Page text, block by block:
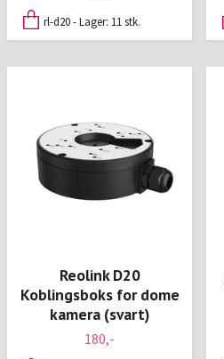
rl-d20 - Lager: 11 stk.
Reolink D20
Koblingsboks for dome
kamera (svart)
180,-